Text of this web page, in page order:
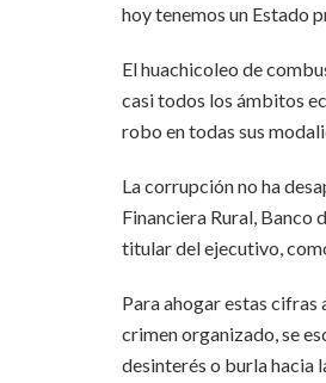
hoy tenemos un Estado
El huachicoleo de
casi todos los ámbitos
robo en todas sus
La corrupción no ha
Financiera Rural, Banco
titular del ejecutivo,
Para ahogar estas
crimen organizado, se
desinterés o burla hacia